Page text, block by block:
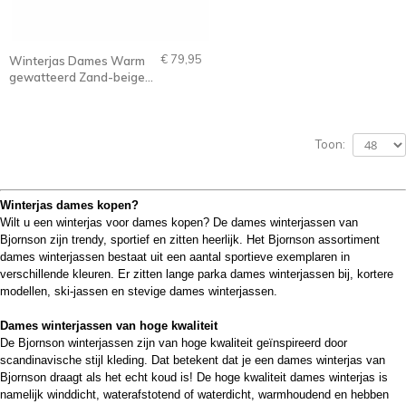
Winterjas Dames Warm
gewatteerd Zand-beige -
€ 79,95
Toon:
Winterjas dames kopen?
Wilt u een winterjas voor dames kopen? De dames winterjassen van
Bjornson zijn trendy, sportief en zitten heerlijk. Het Bjornson assortiment
dames winterjassen bestaat uit een aantal sportieve exemplaren in
verschillende kleuren. Er zitten lange parka dames winterjassen bij, kortere
modellen, ski-jassen en stevige dames winterjassen.
Dames winterjassen van hoge kwaliteit
De Bjornson winterjassen zijn van hoge kwaliteit geïnspireerd door
scandinavische stijl kleding. Dat betekent dat je een dames winterjas van
Bjornson draagt als het echt koud is! De hoge kwaliteit dames winterjas is
namelijk winddicht, waterafstotend of waterdicht, warmhoudend en hebben